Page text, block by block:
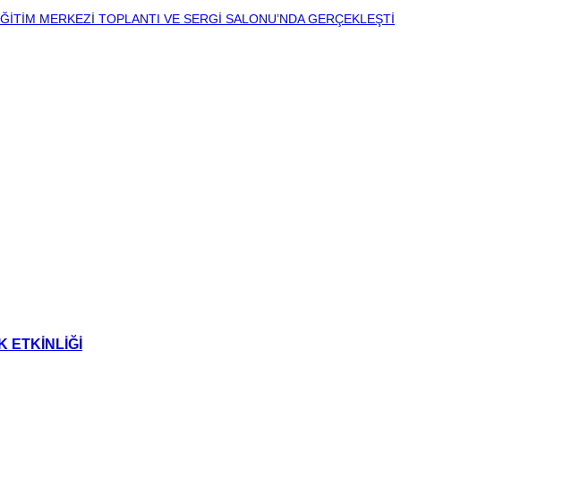
MERKEZİ TOPLANTI VE SERGİ SALONU’NDA GERÇEKLEŞTİ
ETKİNLİĞİ